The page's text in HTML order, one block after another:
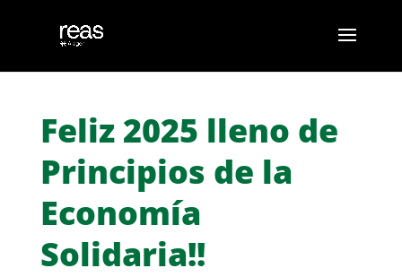
Feliz 2025 lleno de
Principios de la
Economía
Solidaria!!